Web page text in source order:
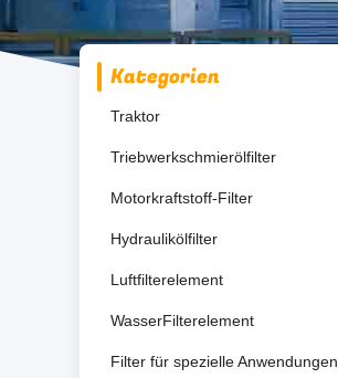
Kategorien
Traktor
Triebwerkschmierölfilter
Motorkraftstoff-Filter
Hydraulikölfilter
Luftfilterelement
WasserFilterelement
Filter für spezielle Anwendungen